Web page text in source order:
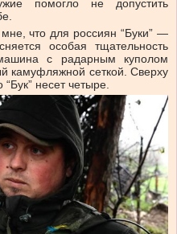
помогло не допустить
что для россиян “Буки” —
особая тщательность
с радарным куполом
камуфляжной сеткой. Сверху
несет четыре.